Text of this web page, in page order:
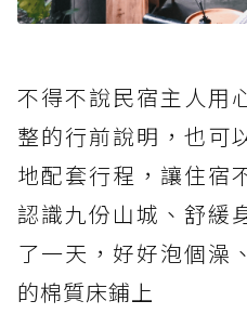
不得不說民宿主人用
整的行前說明，也可
地配套行程，讓住宿
認識九份山城、舒緩
了一天，好好泡個澡
的棉質床鋪上